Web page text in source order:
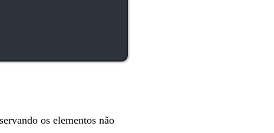
os elementos não